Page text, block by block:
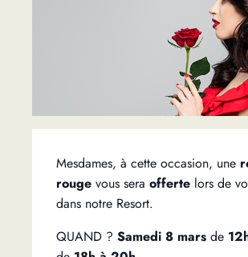
Mesdames, à cette occasion, une
rouge vous sera offerte lors de
dans notre Resort.
QUAND ? Samedi 8 mars de